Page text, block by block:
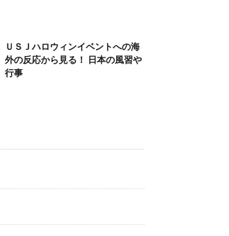
ＵＳＪハロウィンイベントへの海
外の反応から見る！ 日本の風習や
行事